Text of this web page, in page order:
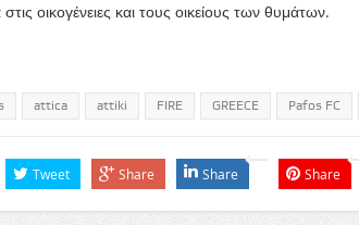
οικογένειες και τους οικείους τωνθυμάτων.
attica attiki FIRE GREECE Pafos FC
Tweet Share Share Share